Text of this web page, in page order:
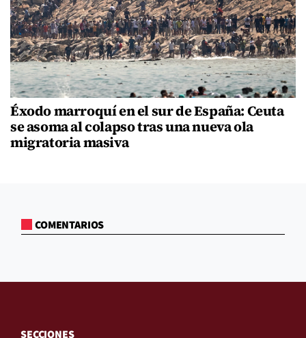
Éxodo marroquí en el sur de España: Ceuta
se asoma al colapso tras una nueva ola
migratoria masiva
COMENTARIOS
SECCIONES